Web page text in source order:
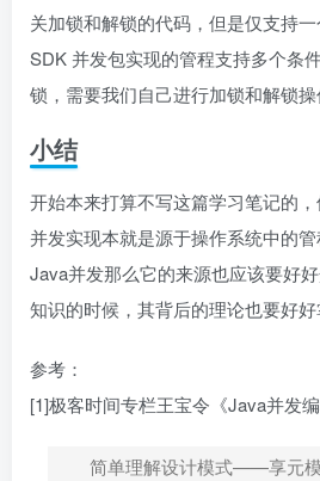
关加锁和解锁的代码，但是仅支持
SDK 并发包实现的管程支持多个条
锁，需要我们自己进行加锁和解锁操
小结
开始本来打算不写这篇学习笔记的
并发实现本就是源于操作系统中的
Java并发那么它的来源也应该要好
知识的时候，其背后的理论也要好好
参考：
[1]极客时间专栏王宝令《Java并发编
简单理解设计模式——享元